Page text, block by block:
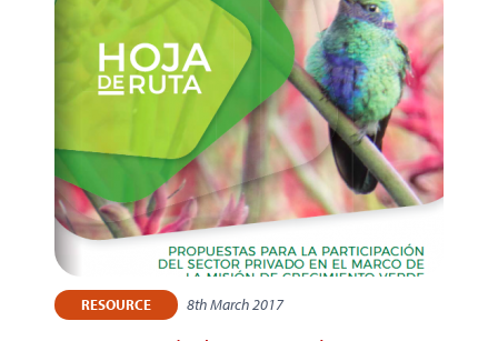
RESOURCE 8th March 2017